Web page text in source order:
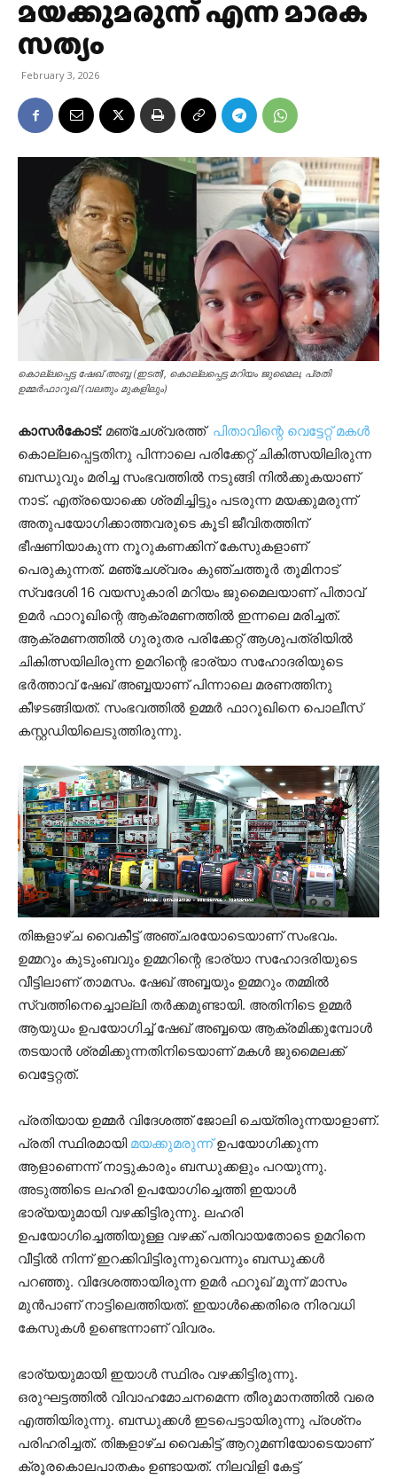
മയക്കുമരുന്ന് എന്ന മാരക
സത്യം
February 3, 2026
കൊല്ലപ്പെട്ട ഷേഖ് അബ്ബ (ഇടത്), കൊല്ലപ്പെട്ട മറിയം ജുമൈല, പ്രതി
ഉമ്മര്‍ഫാറൂഖ് (വലതും മുകളിലും)
കാസര്‍കോട്: മഞ്ചേശ്വരത്ത് പിതാവിന്റെ വെട്ടേറ്റ് മകൾ
കൊല്ലപ്പെട്ടതിനു പിന്നാലെ പരിക്കേറ്റ് ചികിത്സയിലിരുന്ന
ബന്ധുവും മരിച്ച സംഭവത്തില്‍ നടുങ്ങി നില്‍ക്കുകയാണ്
നാട്. എത്രയൊക്കെ ശ്രമിച്ചിട്ടും പടരുന്ന മയക്കുമരുന്ന്
അതുപയോഗിക്കാത്തവരുടെ കൂടി ജീവിതത്തിന്
ഭീഷണിയാകുന്ന നൂറുകണക്കിന് കേസുകളാണ്
പെരുകുന്നത്. മഞ്ചേശ്വരം കുഞ്ചത്തൂർ തൂമിനാട്
സ്വദേശി 16 വയസുകാരി മറിയം ജുമൈലയാണ് പിതാവ്
ഉമർ ഫാറൂഖിന്റെ ആക്രമണത്തിൽ ഇന്നലെ മരിച്ചത്.
ആക്രമണത്തിൽ ​ഗുരുതര പരിക്കേറ്റ് ആശുപത്രിയിൽ
ചികിത്സയിലിരുന്ന ഉമറിന്റെ ഭാര്യാ സഹോദരിയുടെ
ഭർത്താവ് ഷേഖ് അബ്ബയാണ് പിന്നാലെ മരണത്തിനു
കീഴടങ്ങിയത്. സംഭവത്തിൽ ഉമ്മര്‍ ഫാറൂഖിനെ പൊലീസ്
കസ്റ്റഡിയിലെടുത്തിരുന്നു.
തിങ്കളാഴ്ച വൈകീട്ട് അഞ്ചരയോടെയാണ് സംഭവം.
ഉമ്മറും കുടുംബവും ഉമ്മറിന്റെ ഭാര്യാ സഹോദരിയുടെ
വീട്ടിലാണ് താമസം. ഷേഖ് അബ്ബയും ഉമ്മറും തമ്മില്‍
സ്വത്തിനെച്ചൊല്ലി തര്‍ക്കമുണ്ടായി. അതിനിടെ ഉമ്മര്‍
ആയുധം ഉപയോഗിച്ച് ഷേഖ് അബ്ബയെ ആക്രമിക്കുമ്പോള്‍
തടയാന്‍ ശ്രമിക്കുന്നതിനിടെയാണ് മകള്‍ ജുമൈലക്ക്
വെട്ടേറ്റത്.
പ്രതിയായ ഉമ്മര്‍ വിദേശത്ത് ജോലി ചെയ്തിരുന്നയാളാണ്.
പ്രതി സ്ഥിരമായി മയക്കുമരുന്ന്ഉപയോഗിക്കുന്ന
ആളാണെന്ന് നാട്ടുകാരും ബന്ധുക്കളും പറയുന്നു.
അടുത്തിടെ ലഹരി ഉപയോഗിച്ചെത്തി ഇയാള്‍
ഭാര്യയുമായി വഴക്കിട്ടിരുന്നു. ലഹരി
ഉപയോഗിച്ചെത്തിയുള്ള വഴക്ക് പതിവായതോടെ ഉമറിനെ
വീട്ടില്‍ നിന്ന് ഇറക്കിവിട്ടിരുന്നുവെന്നും ബന്ധുക്കള്‍
പറഞ്ഞു. വിദേശത്തായിരുന്ന ഉമര്‍ ഫറൂഖ് മൂന്ന് മാസം
മുന്‍പാണ് നാട്ടിലെത്തിയത്. ഇയാള്‍ക്കെതിരെ നിരവധി
കേസുകള്‍ ഉണ്ടെന്നാണ് വിവരം.
ഭാര്യയുമായി ഇയാള്‍ സ്ഥിരം വഴക്കിട്ടിരുന്നു.
ഒരുഘട്ടത്തില്‍ വിവാഹമോചനമെന്ന തീരുമാനത്തില്‍ വരെ
എത്തിയിരുന്നു. ബന്ധുക്കള്‍ ഇടപെട്ടായിരുന്നു പ്രശ്‌നം
പരിഹരിച്ചത്. തിങ്കളാഴ്ച വൈകിട്ട് ആറുമണിയോടെയാണ്
ക്രൂരകൊലപാതകം ഉണ്ടായത്. നിലവിളി കേട്ട്